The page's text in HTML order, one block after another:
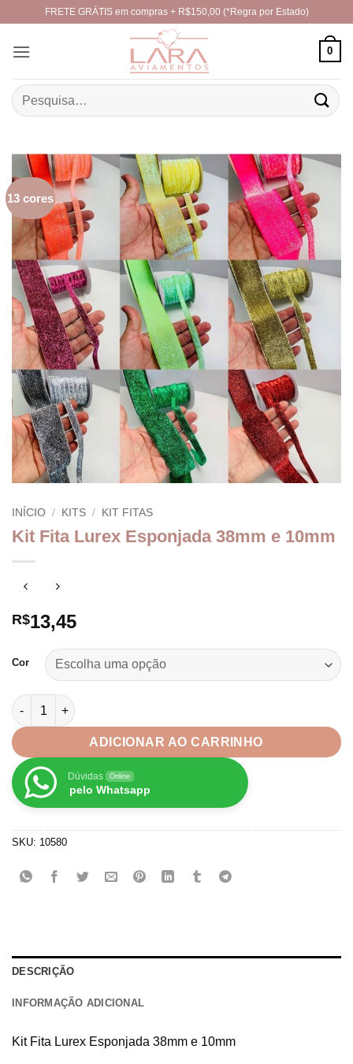
content
FRETE GRÁTIS em compras + R$150,00 (*Regra por Estado)
0
Pesquisar
por:
13 cores
INÍCIO / KITS / KIT FITAS
Kit Fita Lurex Esponjada 38mm e 10mm
R$13,45
Cor
Kit Fita Lurex Esponjada 38mm e 10mm quantidade
ADICIONAR AO CARRINHO
Dúvidas Online
pelo Whatsapp
SKU: 10580
DESCRIÇÃO
INFORMAÇÃO ADICIONAL
Kit Fita Lurex Esponjada 38mm e 10mm